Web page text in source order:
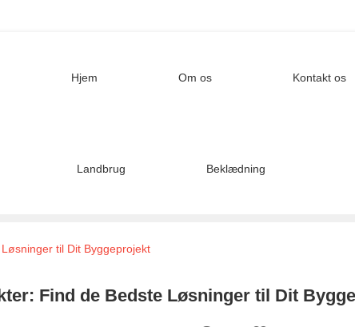
Hjem Om os Kontakt os
Landbrug Beklædning
til Dit Byggeprojekt
Find de Bedste Løsninger til Dit